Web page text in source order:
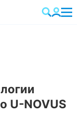
U-NOVUS